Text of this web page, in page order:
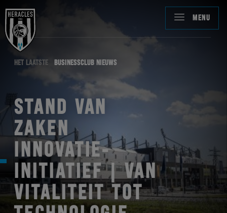
MENU
HET LAATSTE BUSINESSCLUB NIEUWS
STAND VAN
ZAKEN
INNOVATIE-
INITIATIEF | VAN
VITALITEIT TOT